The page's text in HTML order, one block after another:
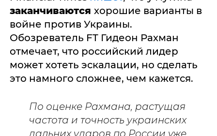
заканчиваются хорошие варианты в
войне против Украины.
Обозреватель FT Гидеон Рахман
отмечает, что российский лидер
может хотеть эскалации, но сделать
это намного сложнее, чем кажется.
По оценке Рахмана, растущая
частота и точность украинских
дальних ударов по России уже